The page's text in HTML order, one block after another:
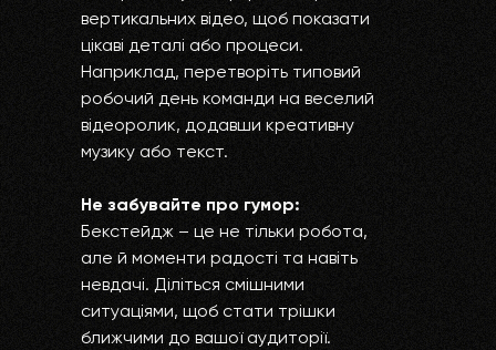
вертикальних відео, щоб показати
цікаві деталі або процеси.
Наприклад, перетворіть типовий
робочий день команди на веселий
відеоролик, додавши креативну
музику або текст.
Не забувайте про гумор:
Бекстейдж – це не тільки робота,
але й моменти радості та навіть
невдачі. Діліться смішними
ситуаціями, щоб стати трішки
ближчими до вашої аудиторії.